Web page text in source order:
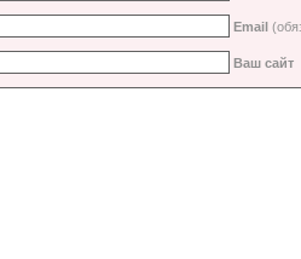
Email
Ваш сайт